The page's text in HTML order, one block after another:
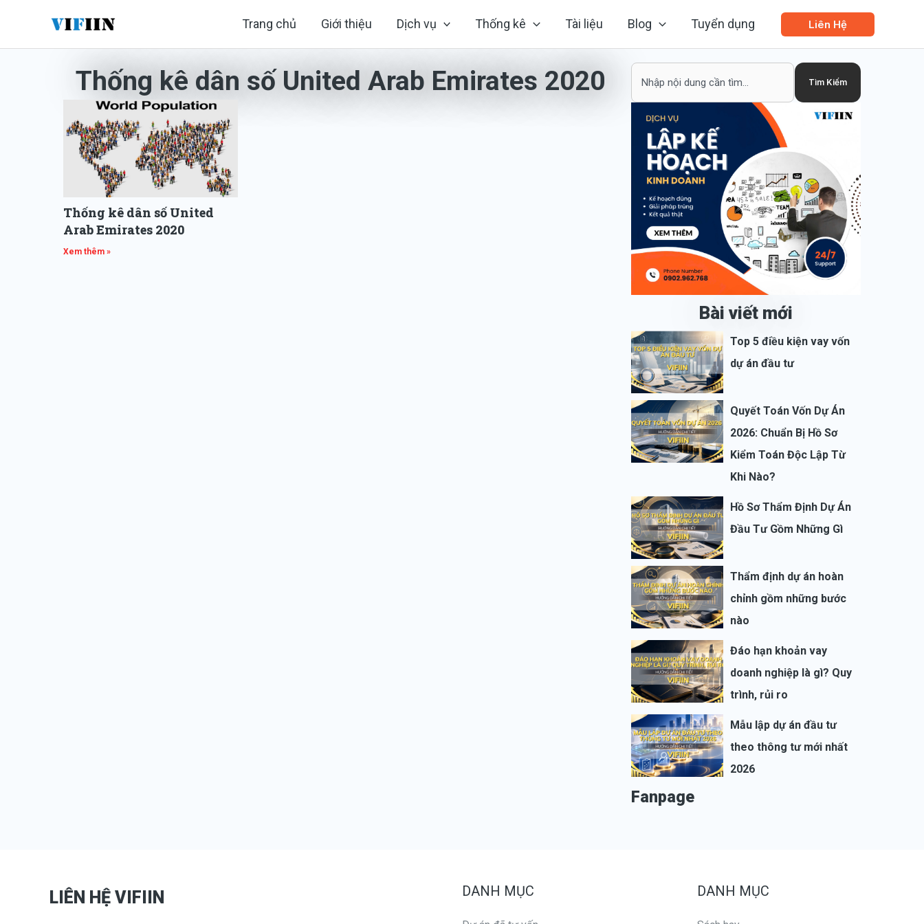
Trang chủ Giới thiệu Dịch vụ Thống kê Tài liệu Blog Tuyển dụng Liên Hệ
Thống kê dân số United Arab Emirates 2020
Thống kê dân số United
Arab Emirates 2020
Xem thêm »
Tìm Kiếm
Bài viết mới
Top 5 điều kiện vay vốn
dự án đầu tư
Quyết Toán Vốn Dự Án
2026: Chuẩn Bị Hồ Sơ
Kiểm Toán Độc Lập Từ
Khi Nào?
Hồ Sơ Thẩm Định Dự Án
Đầu Tư Gồm Những Gì
Thẩm định dự án hoàn
chỉnh gồm những bước
nào
Đáo hạn khoản vay
doanh nghiệp là gì? Quy
trình, rủi ro
Mẫu lập dự án đầu tư
theo thông tư mới nhất
2026
Fanpage
LIÊN HỆ VIFIIN DANH MỤC DANH MỤC